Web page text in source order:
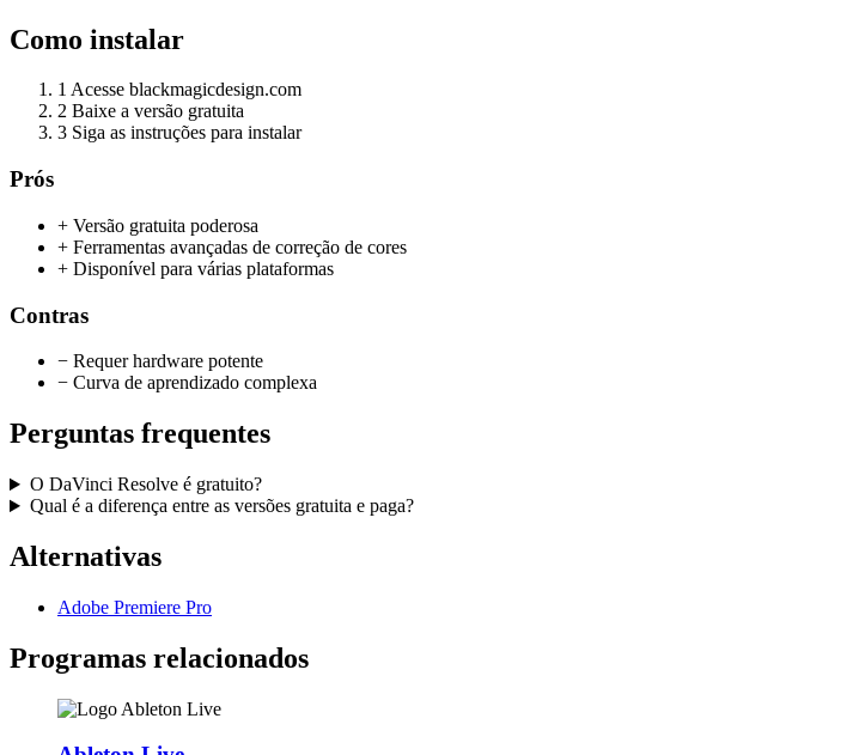
Como instalar
1 Acesse blackmagicdesign.com
2 Baixe a versão gratuita
3 Siga as instruções para instalar
Prós
+ Versão gratuita poderosa
+ Ferramentas avançadas de correção de cores
+ Disponível para várias plataformas
Contras
− Requer hardware potente
− Curva de aprendizado complexa
Perguntas frequentes
O DaVinci Resolve é gratuito?
Qual é a diferença entre as versões gratuita e paga?
Alternativas
Adobe Premiere Pro
Programas relacionados